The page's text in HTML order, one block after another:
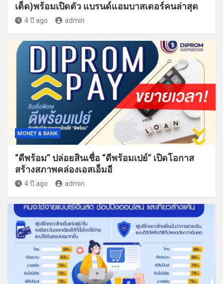
เต็ด)พร้อมเปิดตัว แบรนด์แอมบาสเดอร์คนล่าสุด
4 ปี ago admin
MONEY & BANK
“ดีพร้อม” ปล่อยสินเชื่อ “ดีพร้อมเปย์” เปิดโอกาส
สร้างสภาพคล่องเอสเอ็มอี
4 ปี ago admin